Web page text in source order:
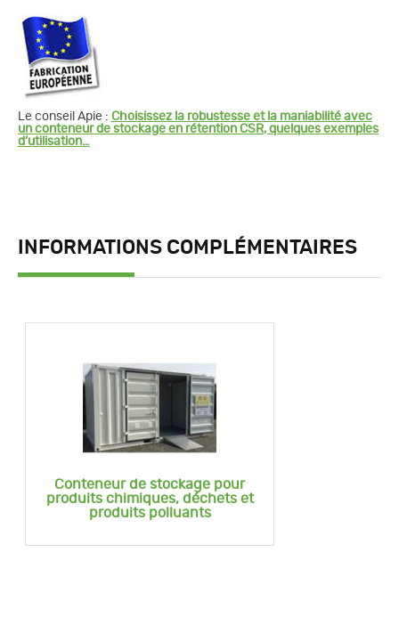
Le conseil Apie : Choisissez la robustesse et la maniabilité avec
un conteneur de stockage en rétention CSR, quelques exemples
d’utilisation…
INFORMATIONS COMPLÉMENTAIRES
Conteneur de stockage pour
produits chimiques, déchets et
produits polluants